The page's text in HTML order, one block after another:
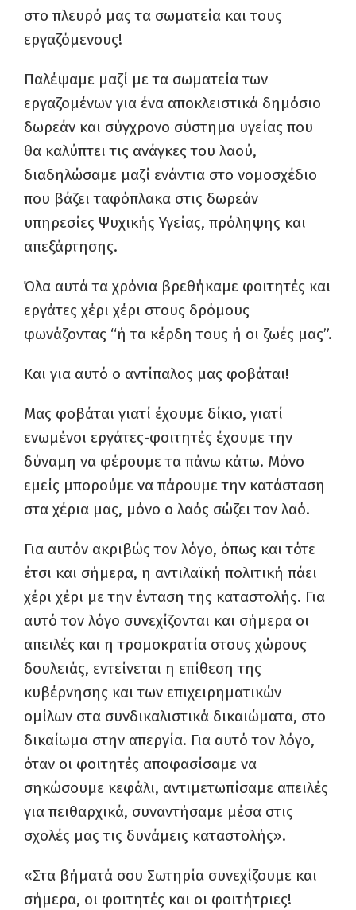
στο πλευρό μας τα σωματεία και τους
εργαζόμενους!
Παλέψαμε μαζί με τα σωματεία των
εργαζομένων για ένα αποκλειστικά δημόσιο
δωρεάν και σύγχρονο σύστημα υγείας που
θα καλύπτει τις ανάγκες του λαού,
διαδηλώσαμε μαζί ενάντια στο νομοσχέδιο
που βάζει ταφόπλακα στις δωρεάν
υπηρεσίες Ψυχικής Υγείας, πρόληψης και
απεξάρτησης.
Όλα αυτά τα χρόνια βρεθήκαμε φοιτητές και
εργάτες χέρι χέρι στους δρόμους
φωνάζοντας “ή τα κέρδη τους ή οι ζωές μας”.
Και για αυτό ο αντίπαλος μας φοβάται!
Μας φοβάται γιατί έχουμε δίκιο, γιατί
ενωμένοι εργάτες-φοιτητές έχουμε την
δύναμη να φέρουμε τα πάνω κάτω. Μόνο
εμείς μπορούμε να πάρουμε την κατάσταση
στα χέρια μας, μόνο ο λαός σώζει τον λαό.
Για αυτόν ακριβώς τον λόγο, όπως και τότε
έτσι και σήμερα, η αντιλαϊκή πολιτική πάει
χέρι χέρι με την ένταση της καταστολής. Για
αυτό τον λόγο συνεχίζονται και σήμερα οι
απειλές και η τρομοκρατία στους χώρους
δουλειάς, εντείνεται η επίθεση της
κυβέρνησης και των επιχειρηματικών
ομίλων στα συνδικαλιστικά δικαιώματα, στο
δικαίωμα στην απεργία. Για αυτό τον λόγο,
όταν οι φοιτητές αποφασίσαμε να
σηκώσουμε κεφάλι, αντιμετωπίσαμε απειλές
για πειθαρχικά, συναντήσαμε μέσα στις
σχολές μας τις δυνάμεις καταστολής».
«Στα βήματά σου Σωτηρία συνεχίζουμε και
σήμερα, οι φοιτητές και οι φοιτήτριες!